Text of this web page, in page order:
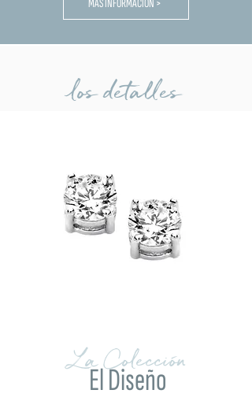
MÁS INFORMACIÓN >
los detalles
La Colección
El Diseño